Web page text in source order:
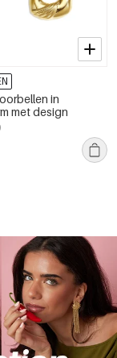
in
met design